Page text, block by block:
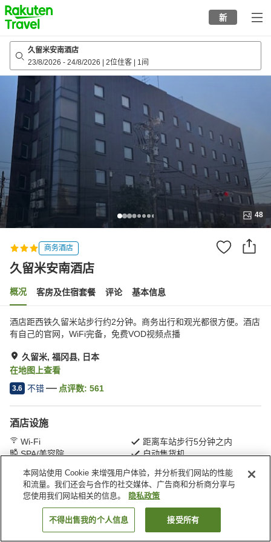
to
top
page
新
久留米安南酒店
23/8/2026 - 24/8/2026 2位住客 1间
48
商务酒店
久留米安南酒店
概况 客房及住宿套餐 评论 基本信息
酒店距西铁久留米站步行约2分钟。商务出行和观光都很方便。酒店
有自己的官网，WiFi完备，免费VOD视频点播
久留米, 福冈县, 日本
在地图上查看
3.6 不错 点评数: 561
酒店设施
Wi-Fi
距离车站步行5分钟之内
SPA/美容院
自动售货机
首页 日本 福冈县 久留米 久留米安南酒店
搜索客房
本网站使用 Cookie 来增强用户体验，并分析我们网站的性能
和流量。我们还会与合作的社交媒体、广告商和分析商分享与
您使用我们网站相关的信息。
隐私政策
不得出售我的个人信息 接受所有